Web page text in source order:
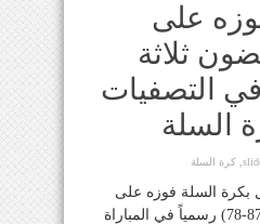
على
ثلاثة
78) في التصفيات
السلة
كرة السلة
بكرة السلة فوزه على
نظيره السوري وبنتيجة(87-78) رسمياً في المباراة